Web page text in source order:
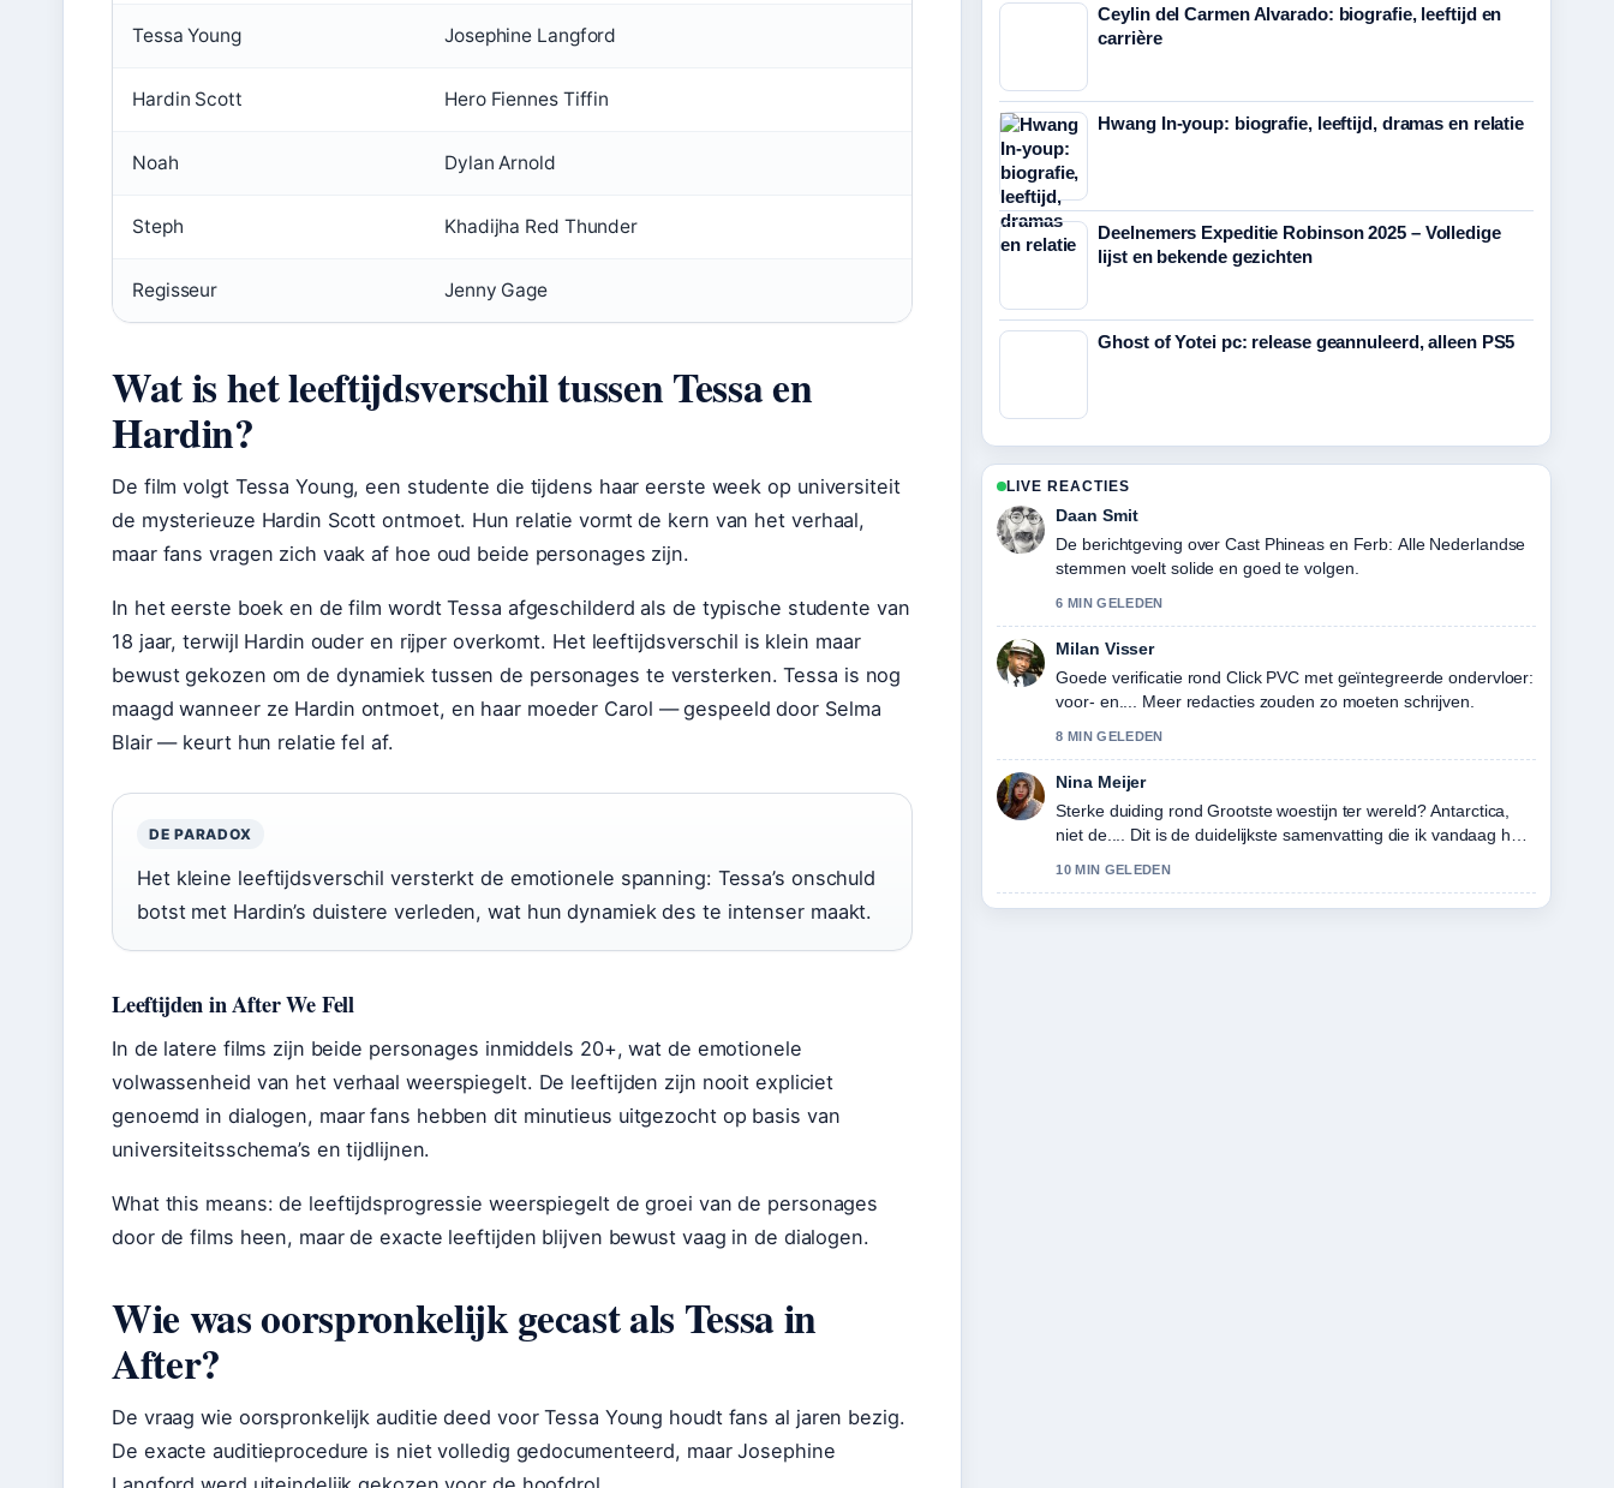
Tessa Young Josephine Langford
Hardin Scott Hero Fiennes Tiffin
Noah Dylan Arnold
Steph Khadijha Red Thunder
Regisseur Jenny Gage
Wat is het leeftijdsverschil tussen Tessa en
Hardin?
De film volgt Tessa Young, een studente die tijdens haar eerste week op universiteit
de mysterieuze Hardin Scott ontmoet. Hun relatie vormt de kern van het verhaal,
maar fans vragen zich vaak af hoe oud beide personages zijn.
In het eerste boek en de film wordt Tessa afgeschilderd als de typische studente van
18 jaar, terwijl Hardin ouder en rijper overkomt. Het leeftijdsverschil is klein maar
bewust gekozen om de dynamiek tussen de personages te versterken. Tessa is nog
maagd wanneer ze Hardin ontmoet, en haar moeder Carol — gespeeld door Selma
Blair — keurt hun relatie fel af.
DE PARADOX
Het kleine leeftijdsverschil versterkt de emotionele spanning: Tessa’s onschuld
botst met Hardin’s duistere verleden, wat hun dynamiek des te intenser maakt.
Leeftijden in After We Fell
In de latere films zijn beide personages inmiddels 20+, wat de emotionele
volwassenheid van het verhaal weerspiegelt. De leeftijden zijn nooit expliciet
genoemd in dialogen, maar fans hebben dit minutieus uitgezocht op basis van
universiteitsschema’s en tijdlijnen.
What this means: de leeftijdsprogressie weerspiegelt de groei van de personages
door de films heen, maar de exacte leeftijden blijven bewust vaag in de dialogen.
Wie was oorspronkelijk gecast als Tessa in
After?
De vraag wie oorspronkelijk auditie deed voor Tessa Young houdt fans al jaren bezig.
De exacte auditieprocedure is niet volledig gedocumenteerd, maar Josephine
Ceylin del Carmen Alvarado: biografie, leeftijd en
carrière
Hwang In-youp: biografie, leeftijd, dramas en relatie
Deelnemers Expeditie Robinson 2025 – Volledige
lijst en bekende gezichten
Ghost of Yotei pc: release geannuleerd, alleen PS5
LIVE REACTIES
Daan Smit
De berichtgeving over Cast Phineas en Ferb: Alle Nederlandse
stemmen voelt solide en goed te volgen.
6 MIN GELEDEN
Milan Visser
Goede verificatie rond Click PVC met geïntegreerde ondervloer:
voor- en.... Meer redacties zouden zo moeten schrijven.
8 MIN GELEDEN
Nina Meijer
Sterke duiding rond Grootste woestijn ter wereld? Antarctica,
niet de.... Dit is de duidelijkste samenvatting die ik vandaag heb
10 MIN GELEDEN